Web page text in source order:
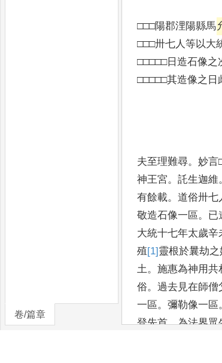
卷/篇章
□□□陽郡浬陽縣馬
□□□卅七人等以大
□□□□□日造石像之
□□□□□其造像之日
夫至理難尋。 妙言
神王宮。 託生迦維
有餘載。 道俗卅七
敬造石像一區。 已
大統十七年太歲辛
殖[1] 靈根於曩劫之
土。 施惠為神用共
俗。 過去見在師僧
一區。 彌勒像一區
登先首。為法界眾